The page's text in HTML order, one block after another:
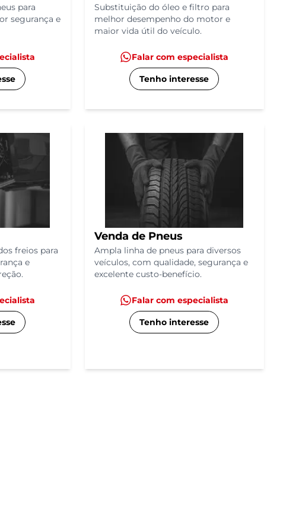
para
segurança e
Substituição do óleo e filtro para
melhor desempenho do motor e
maior vida útil do veículo.
Falar com especialista
Tenho interesse
freios para
e
Venda de Pneus
Ampla linha de pneus para diversos
veículos, com qualidade, segurança e
excelente custo-benefício.
Falar com especialista
Tenho interesse